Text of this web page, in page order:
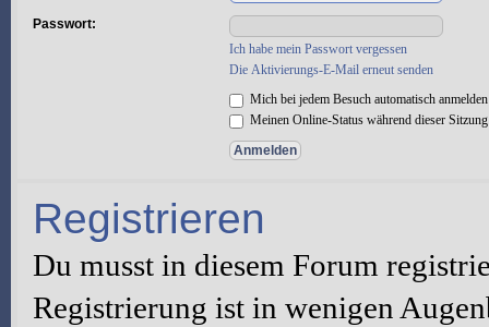
Passwort:
Ich habe mein Passwort vergessen
Die Aktivierungs-E-Mail erneut senden
Mich bei jedem Besuch automatisch anmelden
Meinen Online-Status während dieser
Registrieren
Du musst in diesem Forum
Registrierung ist in wenigen